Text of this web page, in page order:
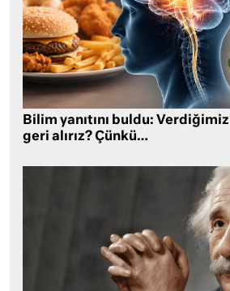
Bilim yanıtını buldu:
geri alırız? Çünkü…